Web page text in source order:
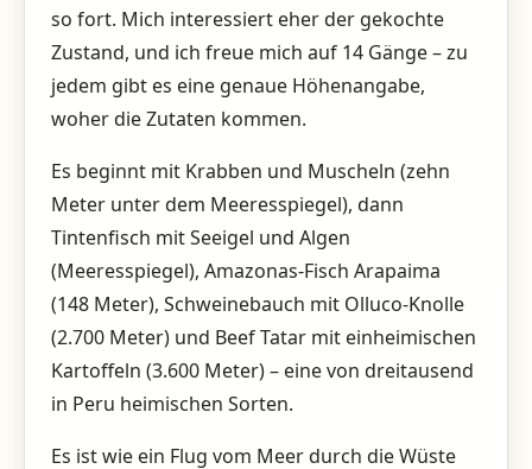
so fort. Mich interessiert eher der gekochte
Zustand, und ich freue mich auf 14 Gänge – zu
jedem gibt es eine genaue Höhenangabe,
woher die Zutaten kommen.
Es beginnt mit Krabben und Muscheln (zehn
Meter unter dem Meeresspiegel), dann
Tintenfisch mit Seeigel und Algen
(Meeresspiegel), Amazonas-Fisch Arapaima
(148 Meter), Schweinebauch mit Olluco-Knolle
(2.700 Meter) und Beef Tatar mit einheimischen
Kartoffeln (3.600 Meter) – eine von dreitausend
in Peru heimischen Sorten.
Es ist wie ein Flug vom Meer durch die Wüste